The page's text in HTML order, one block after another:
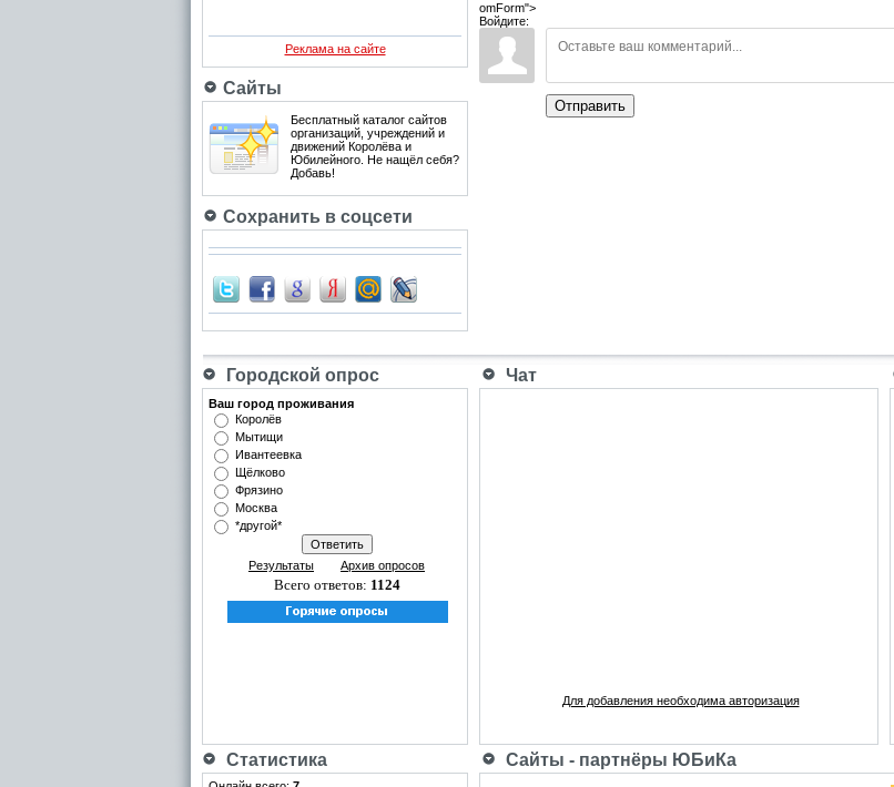
Реклама на сайте
Сайты
Бесплатный каталог сайтов
организаций, учреждений и
движений Королёва и
Юбилейного. Не нащёл себя?
Добавь!
Сохранить в соцсети
omForm">
Войдите:
Отправить
Городской опрос Чат
Ваш город проживания
Королёв
Мытищи
Ивантеевка
Щёлково
Фрязино
Москва
*другой*
Результаты Архив опросов
Всего ответов: 1124
Для добавления необходима авторизация
Статистика Сайты - партнёры ЮБиКа